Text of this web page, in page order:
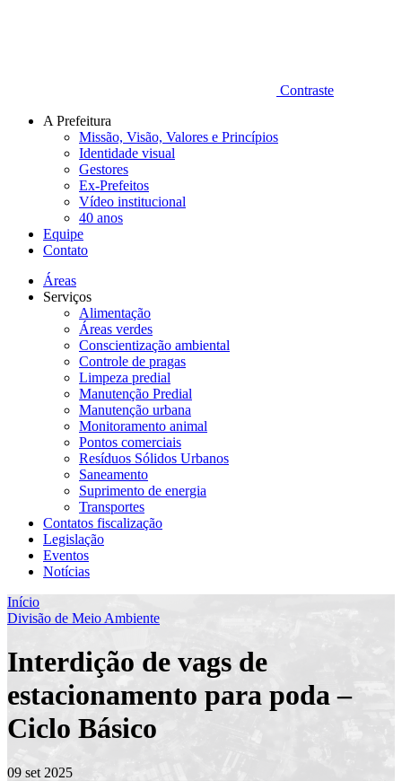
Contraste
A Prefeitura
Missão, Visão, Valores e Princípios
Identidade visual
Gestores
Ex-Prefeitos
Vídeo institucional
40 anos
Equipe
Contato
Áreas
Serviços
Alimentação
Áreas verdes
Conscientização ambiental
Controle de pragas
Limpeza predial
Manutenção Predial
Manutenção urbana
Monitoramento animal
Pontos comerciais
Resíduos Sólidos Urbanos
Saneamento
Suprimento de energia
Transportes
Contatos fiscalização
Legislação
Eventos
Notícias
Início
Divisão de Meio Ambiente
Interdição de vags de
estacionamento para poda –
Ciclo Básico
09 set 2025